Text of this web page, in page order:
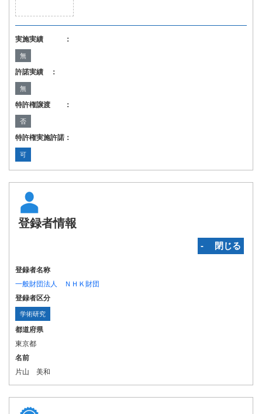
実施実績 ：
無
許諾実績 ：
無
特許権譲渡 ：
否
特許権実施許諾：
可
登録者情報
‐ 閉じる
登録者名称
一般財団法人 ＮＨＫ財団
登録者区分
学術研究
都道府県
東京都
名前
片山 美和